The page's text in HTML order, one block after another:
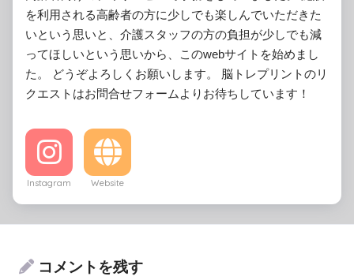
を利用される高齢者の方に少しでも楽しんでいただきた
いという思いと、介護スタッフの方の負担が少しでも減
ってほしいという思いから、このwebサイトを始めまし
た。 どうぞよろしくお願いします。 脳トレプリントのリ
クエストはお問合せフォームよりお待ちしています！
Instagram Website
コメントを残す